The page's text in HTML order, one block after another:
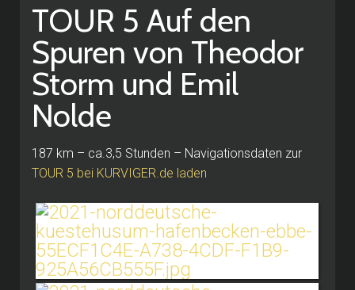
TOUR 5 Auf den
Spuren von Theodor
Storm und Emil
Nolde
187 km – ca.3,5 Stunden – Navigationsdaten zur
TOUR 5 bei KURVIGER.de laden